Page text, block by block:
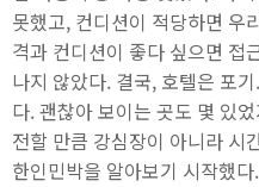
못했고, 컨디션이 적당하면 우
격과 컨디션이 좋다 싶으면 접
나지 않았다. 결국, 호텔은 포
다. 괜찮아 보이는 곳도 몇 있
전할 만큼 강심장이 아니라 시
한인민박을 알아보기 시작했다.